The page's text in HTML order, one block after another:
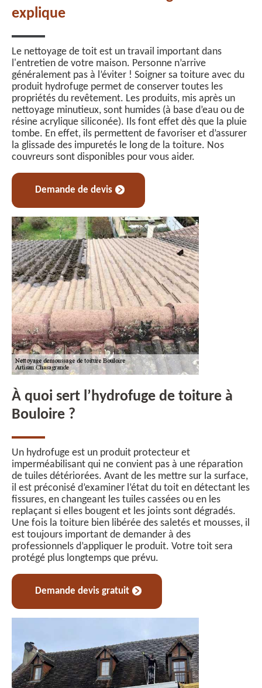
explique
Le nettoyage de toit est un travail important dans
l'entretien de votre maison. Personne n’arrive
généralement pas à l’éviter ! Soigner sa toiture avec du
produit hydrofuge permet de conserver toutes les
propriétés du revêtement. Les produits, mis après un
nettoyage minutieux, sont humides (à base d’eau ou de
résine acrylique siliconée). Ils font effet dès que la pluie
tombe. En effet, ils permettent de favoriser et d’assurer
la glissade des impuretés le long de la toiture. Nos
couvreurs sont disponibles pour vous aider.
Demande de devis
À quoi sert l’hydrofuge de toiture à
Bouloire ?
Un hydrofuge est un produit protecteur et
imperméabilisant qui ne convient pas à une réparation
de tuiles détériorées. Avant de les mettre sur la surface,
il est préconisé d’examiner l’état du toit en détectant les
fissures, en changeant les tuiles cassées ou en les
replaçant si elles bougent et les joints sont dégradés.
Une fois la toiture bien libérée des saletés et mousses, il
est toujours important de demander à des
professionnels d’appliquer le produit. Votre toit sera
protégé plus longtemps que prévu.
Demande devis gratuit